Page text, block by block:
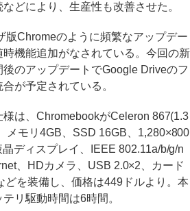
どにより、生産性も改善させた。
Chromeのように頻繁なアップデー
時機能追加がなされている。今回の新
のアップデートでGoogle Driveのフ
が予定されている。
は、ChromebookがCeleron 867(1.3
メモリ4GB、SSD 16GB、1,280×800
ディスプレイ、IEEE 802.11a/b/g/n
、HDカメラ、USB 2.0×2、カード
どを装備し、価格は449ドルより。本
リ駆動時間は6時間。